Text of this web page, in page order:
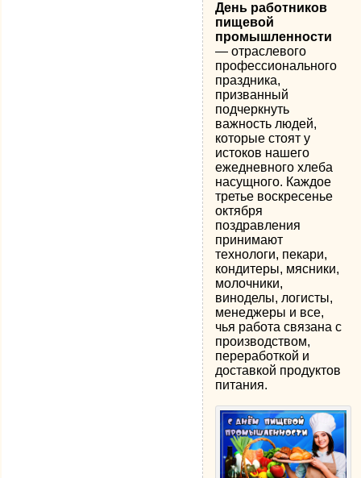
День работников
пищевой
промышленности
― отраслевого
профессионального
праздника,
призванный
подчеркнуть
важность людей,
которые стоят у
истоков нашего
ежедневного хлеба
насущного. Каждое
третье воскресенье
октября
поздравления
принимают
технологи, пекари,
кондитеры, мясники,
молочники,
виноделы, логисты,
менеджеры и все,
чья работа связана с
производством,
переработкой и
доставкой продуктов
питания.